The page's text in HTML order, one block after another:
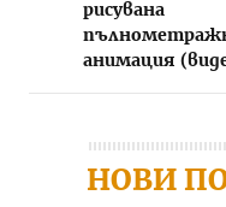
рисувана
анимация
НОВИ